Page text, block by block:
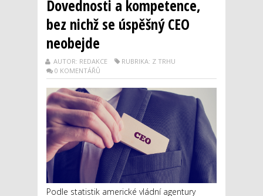
Dovednosti a kompetence,
bez nichž se úspěšný CEO
neobejde
AUTOR: REDAKCE
RUBRIKA: Z TRHU
0 KOMENTÁŘŮ
Podle statistik americké vládní agentury